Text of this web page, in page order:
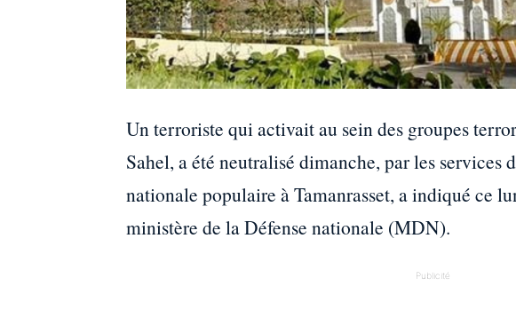
Un terroriste qui activait au sein des groupes
Sahel, a été neutralisé dimanche, par les services
nationale populaire à Tamanrasset, a indiqué ce
ministère de la Défense nationale (MDN).
Publicité